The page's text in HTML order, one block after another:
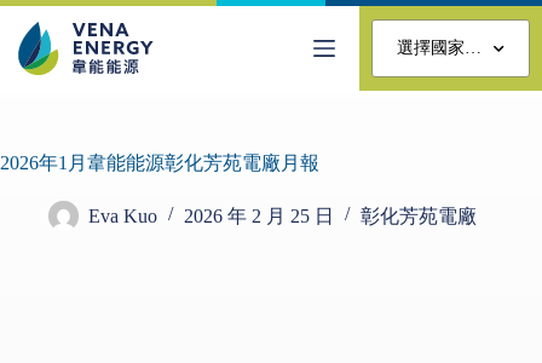
選擇國家…
2026年1月韋能能源彰化芳苑電廠月報
Eva Kuo 2026 年 2 月 25 日 彰化芳苑電廠